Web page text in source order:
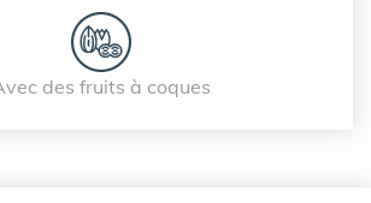
des fruits à coques